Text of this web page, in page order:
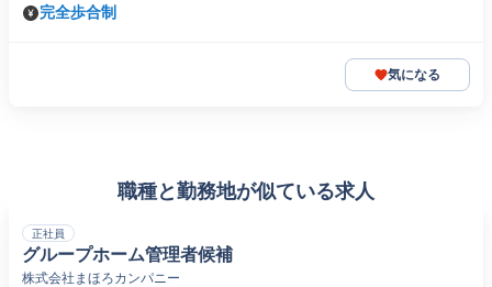
完全歩合制
気になる
職種と勤務地が似ている求人
正社員
グループホーム管理者候補
株式会社まほろカンパニー